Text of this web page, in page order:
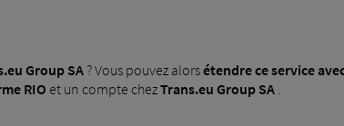
Group SA? Vous pouvez alorsétendre ce service
RIO et un compte chezTrans.eu Group SA.